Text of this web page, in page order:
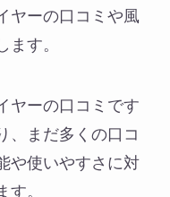
ヤーの口コミや風
す。
ヤーの口コミです
、まだ多くの口コ
や使いやすさに対
。